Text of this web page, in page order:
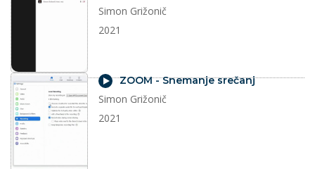
Simon Grižonič
2021
videoZOOM - Snemanje srečanj
Simon Grižonič
2021